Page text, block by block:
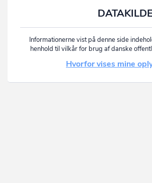
DATAKILDE
Informationerne vist på denne side
henhold til vilkår for brug af danske
Hvorfor vises mine